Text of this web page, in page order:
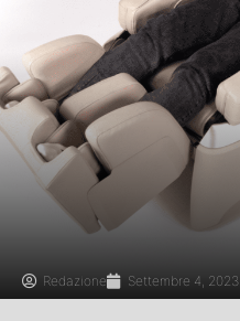
Redazione Settembre 4, 2023